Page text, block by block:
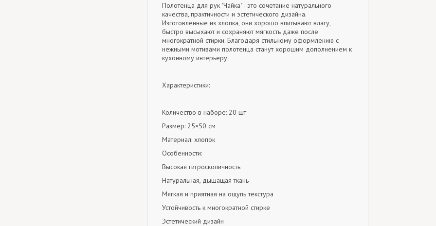
Полотенца для рук "Чайка" - это сочетание натурального
качества, практичности и эстетического дизайна.
Изготовленные из хлопка, они хорошо впитывают влагу,
быстро высыхают и сохраняют мягкость даже после
многократной стирки. Благодаря стильному оформлению с
нежными мотивами полотенца станут хорошим дополнением к
кухонному интерьеру.
Характеристики:
Количество в наборе: 20 шт
Размер: 25×50 см
Материал: хлопок
Особенности:
Высокая гигроскопичность
Натуральная, дышащая ткань
Мягкая и приятная на ощупь текстура
Устойчивость к многократной стирке
Эстетический дизайн